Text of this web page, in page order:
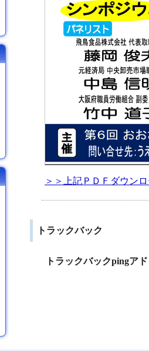
＞＞上記ＰＤＦダウン
トラックバック
トラックバックpingア